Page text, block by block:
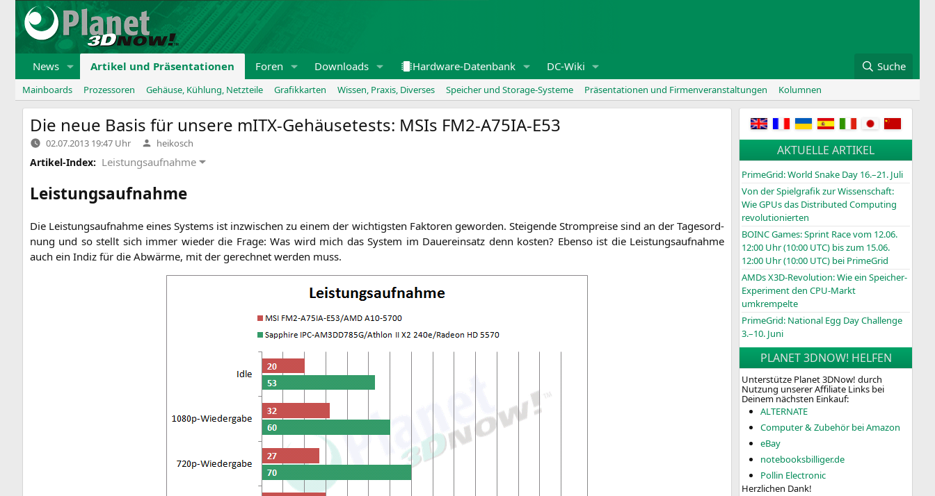
Zum
Inhalt
springen
News Artikel und Präsentationen Foren Downloads Hardware-Datenbank DC-Wiki Suche
Mainboards Prozessoren Gehäuse, Kühlung, Netzteile Grafikkarten Wissen, Praxis, Diverses Speicher und Storage-Systeme Präsentationen und Firmenveranstaltungen Kolumnen
Die neue Basis für unsere mITX-Gehäusetests: MSIs FM2-A75IA-E53
02.07.2013 19:47 Uhr Verfasst
von
heikosch
Artikel-Index: Leistungsaufnahme
Leistungsaufnahme
Die Leis­tungs­auf­nah­me eines Sys­tems ist inzwi­schen zu einem der wich­tigs­ten Fak­to­ren gewor­den. Stei­gen­de Strom­prei­se sind an der Tages­ord­
nung und so stellt sich immer wie­der die Fra­ge: Was wird mich das Sys­tem im Dau­er­ein­satz denn kos­ten? Eben­so ist die Leis­tungs­auf­nah­me
auch ein Indiz für die Abwär­me, mit der gerech­net wer­den muss.
AKTUELLE ARTIKEL
PrimeGrid: World Snake Day 16.–21. Juli
Von der Spielgrafik zur Wissenschaft:
Wie GPUs das Distributed Computing
revolutionierten
BOINCGames: Sprint Race vom 12.06.
12:00 Uhr (10:00 UTC) bis zum 15.06.
12:00 Uhr (10:00 UTC) bei PrimeGrid
AMDs X3D-Revolution: Wie ein Speicher-
Experiment den CPU-Markt
umkrempelte
PrimeGrid: National Egg Day Challenge
3.–10. Juni
PLANET 3DNOW! HELFEN
Unterstütze Planet 3DNow! durch
Nutzung unserer Affiliate Links bei
Deinem nächsten Einkauf:
ALTERNATE
Computer & Zubehör bei Amazon
eBay
notebooksbilliger.de
Pollin Electronic
Herzlichen Dank!